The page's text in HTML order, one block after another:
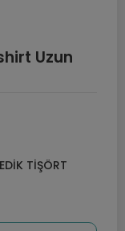
Uzun
TIŞÖRT